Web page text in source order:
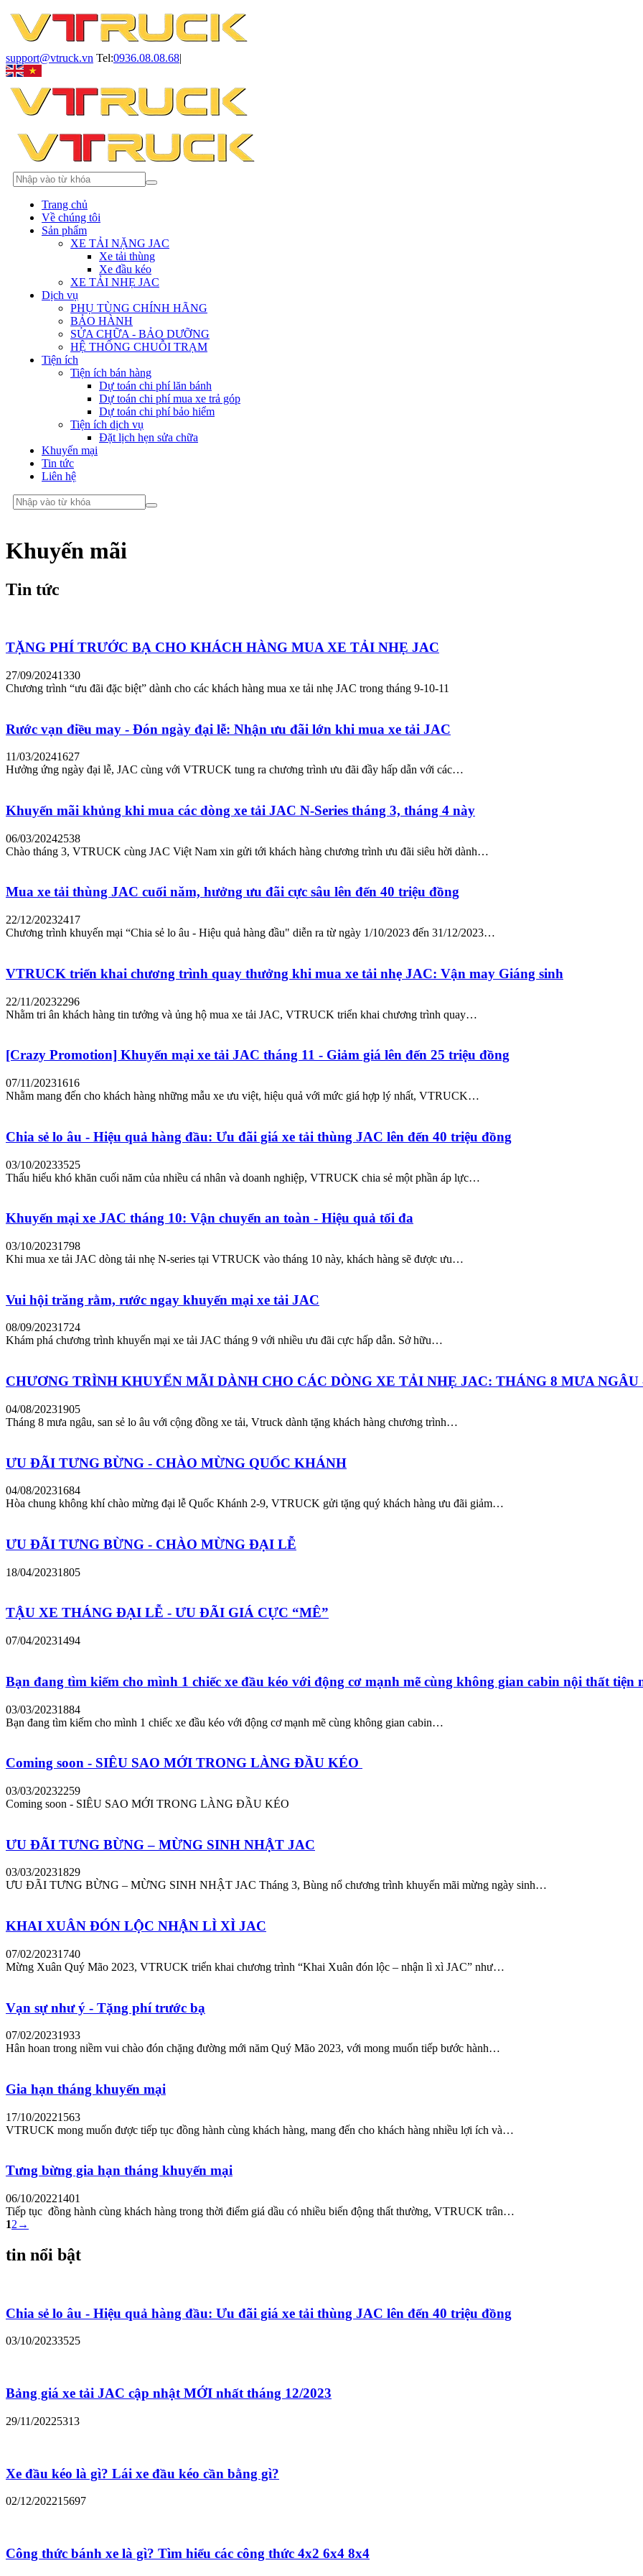
support@vtruck.vn Tel:0936.08.08.68|
Trang chủ
Về chúng tôi
Sản phẩm
XE TẢI NẶNG JAC
Xe tải thùng
Xe đầu kéo
XE TẢI NHẸ JAC
Dịch vụ
PHỤ TÙNG CHÍNH HÃNG
BẢO HÀNH
SỬA CHỮA - BẢO DƯỠNG
HỆ THỐNG CHUỖI TRẠM
Tiện ích
Tiện ích bán hàng
Dự toán chi phí lăn bánh
Dự toán chi phí mua xe trả góp
Dự toán chi phí bảo hiểm
Tiện ích dịch vụ
Đặt lịch hẹn sửa chữa
Khuyến mại
Tin tức
Liên hệ
Khuyến mãi
Tin tức
TẶNG PHÍ TRƯỚC BẠ CHO KHÁCH HÀNG MUA XE TẢI NHẸ JAC
27/09/20241330
Chương trình “ưu đãi đặc biệt” dành cho các khách hàng mua xe tải nhẹ JAC trong tháng 9-10-11
Rước vạn điều may - Đón ngày đại lễ: Nhận ưu đãi lớn khi mua xe tải JAC
11/03/20241627
Hưởng ứng ngày đại lễ, JAC cùng với VTRUCK tung ra chương trình ưu đãi đầy hấp dẫn với các…
Khuyến mãi khủng khi mua các dòng xe tải JAC N-Series tháng 3, tháng 4 này
06/03/20242538
Chào tháng 3, VTRUCK cùng JAC Việt Nam xin gửi tới khách hàng chương trình ưu đãi siêu hời dành…
Mua xe tải thùng JAC cuối năm, hưởng ưu đãi cực sâu lên đến 40 triệu đồng
22/12/20232417
Chương trình khuyến mại “Chia sẻ lo âu - Hiệu quả hàng đầu" diễn ra từ ngày 1/10/2023 đến 31/12/2023…
VTRUCK triển khai chương trình quay thưởng khi mua xe tải nhẹ JAC: Vận may Giáng sinh
22/11/20232296
Nhằm tri ân khách hàng tin tưởng và ủng hộ mua xe tải JAC, VTRUCK triển khai chương trình quay…
[Crazy Promotion] Khuyến mại xe tải JAC tháng 11 - Giảm giá lên đến 25 triệu đồng
07/11/20231616
Nhằm mang đến cho khách hàng những mẫu xe ưu việt, hiệu quả với mức giá hợp lý nhất, VTRUCK…
Chia sẻ lo âu - Hiệu quả hàng đầu: Ưu đãi giá xe tải thùng JAC lên đến 40 triệu đồng
03/10/20233525
Thấu hiểu khó khăn cuối năm của nhiều cá nhân và doanh nghiệp, VTRUCK chia sẻ một phần áp lực…
Khuyến mại xe JAC tháng 10: Vận chuyển an toàn - Hiệu quả tối đa
03/10/20231798
Khi mua xe tải JAC dòng tải nhẹ N-series tại VTRUCK vào tháng 10 này, khách hàng sẽ được ưu…
Vui hội trăng rằm, rước ngay khuyến mại xe tải JAC
08/09/20231724
Khám phá chương trình khuyến mại xe tải JAC tháng 9 với nhiều ưu đãi cực hấp dẫn. Sở hữu…
CHƯƠNG TRÌNH KHUYẾN MÃI DÀNH CHO CÁC DÒNG XE TẢI NHẸ JAC: THÁNG 8 MƯA NGÂU
04/08/20231905
Tháng 8 mưa ngâu, san sẻ lo âu với cộng đồng xe tải, Vtruck dành tặng khách hàng chương trình…
ƯU ĐÃI TƯNG BỪNG - CHÀO MỪNG QUỐC KHÁNH
04/08/20231684
Hòa chung không khí chào mừng đại lễ Quốc Khánh 2-9, VTRUCK gửi tặng quý khách hàng ưu đãi giảm…
ƯU ĐÃI TƯNG BỪNG - CHÀO MỪNG ĐẠI LỄ
18/04/20231805
TẬU XE THÁNG ĐẠI LỄ - ƯU ĐÃI GIÁ CỰC “MÊ”
07/04/20231494
Bạn đang tìm kiếm cho mình 1 chiếc xe đầu kéo với động cơ mạnh mẽ cùng không gian cabin nội thất tiện
03/03/20231884
Bạn đang tìm kiếm cho mình 1 chiếc xe đầu kéo với động cơ mạnh mẽ cùng không gian cabin…
Coming soon - SIÊU SAO MỚI TRONG LÀNG ĐẦU KÉO
03/03/20232259
Coming soon - SIÊU SAO MỚI TRONG LÀNG ĐẦU KÉO
ƯU ĐÃI TƯNG BỪNG – MỪNG SINH NHẬT JAC
03/03/20231829
ƯU ĐÃI TƯNG BỪNG – MỪNG SINH NHẬT JAC Tháng 3, Bùng nổ chương trình khuyến mãi mừng ngày sinh…
KHAI XUÂN ĐÓN LỘC NHẬN LÌ XÌ JAC
07/02/20231740
Mừng Xuân Quý Mão 2023, VTRUCK triển khai chương trình “Khai Xuân đón lộc – nhận lì xì JAC” như…
Vạn sự như ý - Tặng phí trước bạ
07/02/20231933
Hân hoan trong niềm vui chào đón chặng đường mới năm Quý Mão 2023, với mong muốn tiếp bước hành…
Gia hạn tháng khuyến mại
17/10/20221563
VTRUCK mong muốn được tiếp tục đồng hành cùng khách hàng, mang đến cho khách hàng nhiều lợi ích và…
Tưng bừng gia hạn tháng khuyến mại
06/10/20221401
Tiếp tục đồng hành cùng khách hàng trong thời điểm giá dầu có nhiều biến động thất thường, VTRUCK trân…
12 →
tin nổi bật
Chia sẻ lo âu - Hiệu quả hàng đầu: Ưu đãi giá xe tải thùng JAC lên đến 40 triệu đồng
03/10/20233525
Bảng giá xe tải JAC cập nhật MỚI nhất tháng 12/2023
29/11/20225313
Xe đầu kéo là gì? Lái xe đầu kéo cần bằng gì?
02/12/202215697
Công thức bánh xe là gì? Tìm hiểu các công thức 4x2 6x4 8x4